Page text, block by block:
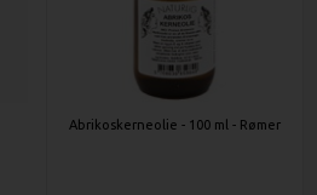
Abrikoskerneolie - 100 ml - Rømer